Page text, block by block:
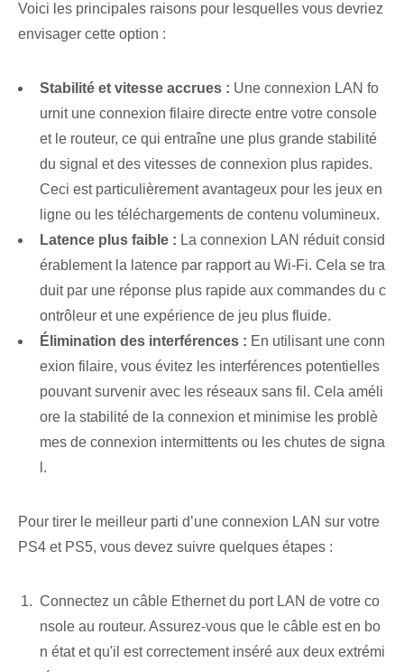
Voici les principales raisons pour lesquelles vous devriez
envisager cette option :
Stabilité et vitesse accrues : Une connexion LAN fo
urnit une connexion filaire directe entre votre console
et le routeur, ce qui entraîne une plus grande stabilité
du signal et des vitesses de connexion plus rapides.
Ceci est particulièrement avantageux pour les jeux en
ligne ou les téléchargements de contenu volumineux.
Latence plus faible : La connexion LAN réduit consid
érablement la latence par rapport au Wi-Fi. Cela se tra
duit par une réponse plus rapide aux commandes du c
ontrôleur et une expérience de jeu plus fluide.
Élimination des interférences : En utilisant une conn
exion filaire, vous évitez les interférences potentielles
pouvant survenir avec les réseaux sans fil. Cela améli
ore la stabilité de la connexion et minimise les problè
mes de connexion intermittents ou les chutes de signa
l.
Pour tirer le meilleur parti d’une connexion LAN sur votre
PS4 et PS5, vous devez suivre quelques étapes :
Connectez un câble Ethernet du port LAN de votre co
nsole au routeur. Assurez-vous que le câble est en bo
n état et qu'il est correctement inséré aux deux extrémi